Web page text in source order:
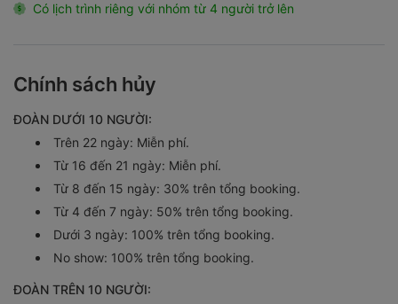
Có lịch trình riêng với nhóm từ 4 người trở lên
Chính sách hủy
ĐOÀN DƯỚI 10 NGƯỜI:
Trên 22 ngày: Miễn phí.
Từ 16 đến 21 ngày: Miễn phí.
Từ 8 đến 15 ngày: 30% trên tổng booking.
Từ 4 đến 7 ngày: 50% trên tổng booking.
Dưới 3 ngày: 100% trên tổng booking.
No show: 100% trên tổng booking.
ĐOÀN TRÊN 10 NGƯỜI: